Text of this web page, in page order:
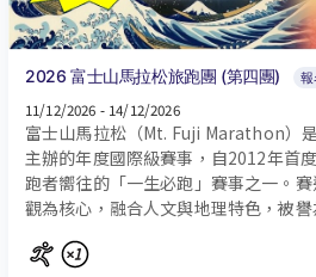
2026 富士山馬拉松旅跑團 (第四團) 報
11/12/2026 - 14/12/2026
富士山馬拉松（Mt. Fuji Marathon）
主辦的年度國際級賽事，自2012年首
跑者嚮往的「一生必跑」賽事之一。
觀為核心，融合人文與地理特色，被
然對話的修行。無論是追求突破的職業